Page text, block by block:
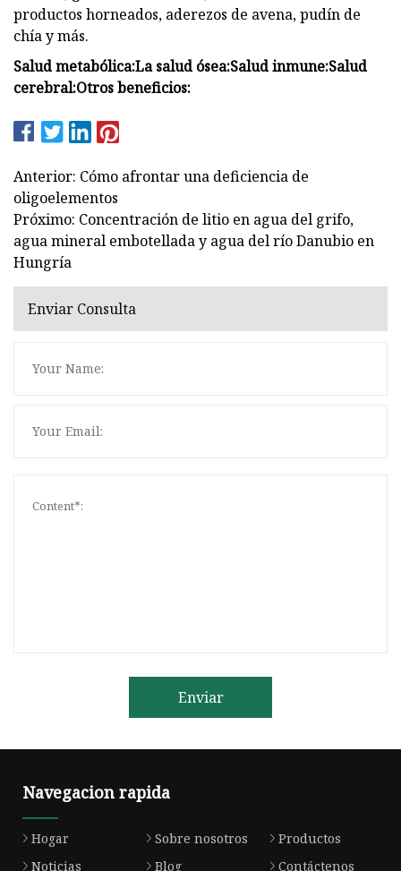
productos horneados, aderezos de avena, pudín de
chía y más.
Salud metabólica:La salud ósea:Salud inmune:Salud
cerebral:Otros beneficios:
Anterior: Cómo afrontar una deficiencia de
oligoelementos
Próximo: Concentración de litio en agua del grifo,
agua mineral embotellada y agua del río Danubio en
Hungría
Enviar Consulta
Enviar
Navegacion rapida
Hogar Sobre nosotros
Productos
Noticias
Blog
Contáctenos